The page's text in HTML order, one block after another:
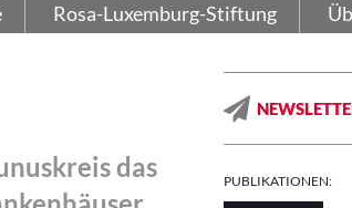
Rosa-Luxemburg-Stiftung
das
PUBLIKATIONEN: